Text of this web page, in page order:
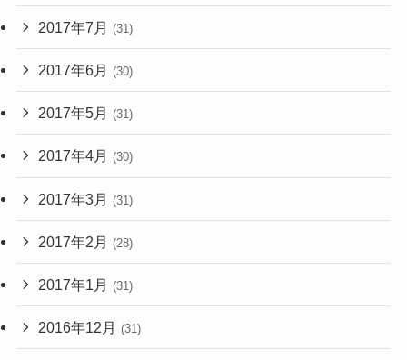
2017年7月 (31)
2017年6月 (30)
2017年5月 (31)
2017年4月 (30)
2017年3月 (31)
2017年2月 (28)
2017年1月 (31)
2016年12月 (31)